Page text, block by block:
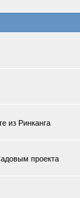
из Ринканга
проекта